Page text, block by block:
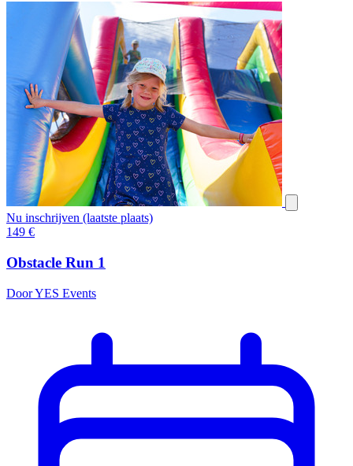
Nu inschrijven (laatste plaats)
149 €
Obstacle Run 1
Door YES Events